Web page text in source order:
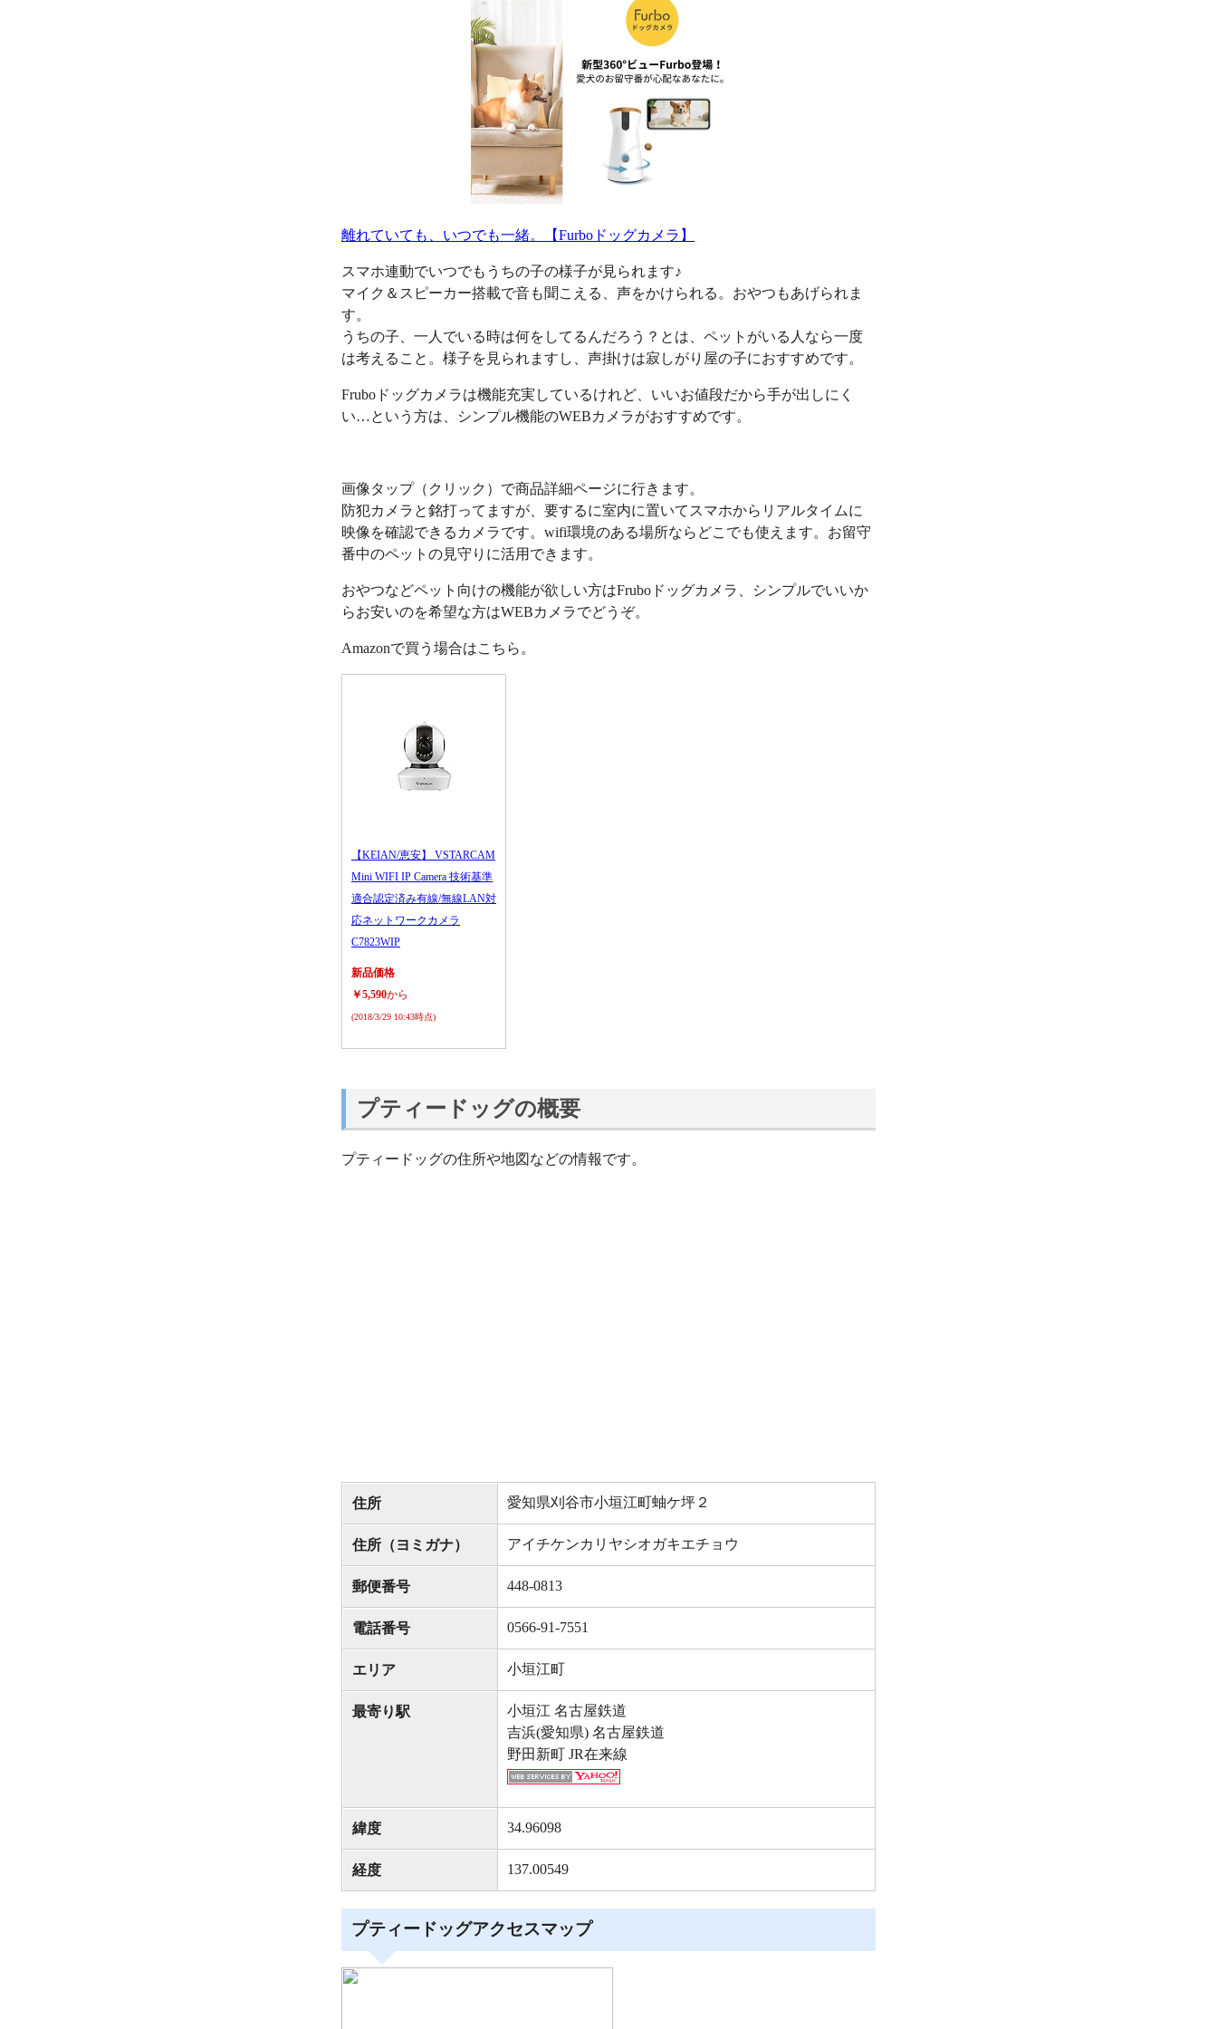
離れていても、いつでも一緒。【Furboドッグカメラ】
スマホ連動でいつでもうちの子の様子が見られます♪
マイク＆スピーカー搭載で音も聞こえる、声をかけられる。おやつもあげられま
す。
うちの子、一人でいる時は何をしてるんだろう？とは、ペットがいる人なら一度
は考えること。様子を見られますし、声掛けは寂しがり屋の子におすすめです。
Fruboドッグカメラは機能充実しているけれど、いいお値段だから手が出しにく
い…という方は、シンプル機能のWEBカメラがおすすめです。
画像タップ（クリック）で商品詳細ページに行きます。
防犯カメラと銘打ってますが、要するに室内に置いてスマホからリアルタイムに
映像を確認できるカメラです。wifi環境のある場所ならどこでも使えます。お留守
番中のペットの見守りに活用できます。
おやつなどペット向けの機能が欲しい方はFruboドッグカメラ、シンプルでいいか
らお安いのを希望な方はWEBカメラでどうぞ。
Amazonで買う場合はこちら。
【KEIAN/恵安】 VSTARCAM
Mini WIFI IP Camera 技術基準
適合認定済み有線/無線LAN対
応ネットワークカメラ
C7823WIP
新品価格
￥5,590から
(2018/3/29 10:43時点)
プティードッグの概要
プティードッグの住所や地図などの情報です。
住所 愛知県刈谷市小垣江町蚰ケ坪２
住所（ヨミガナ） アイチケンカリヤシオガキエチョウ
郵便番号 448-0813
電話番号 0566-91-7551
エリア 小垣江町
最寄り駅
小垣江 名古屋鉄道
吉浜(愛知県) 名古屋鉄道
野田新町 JR在来線
緯度 34.96098
経度 137.00549
プティードッグアクセスマップ